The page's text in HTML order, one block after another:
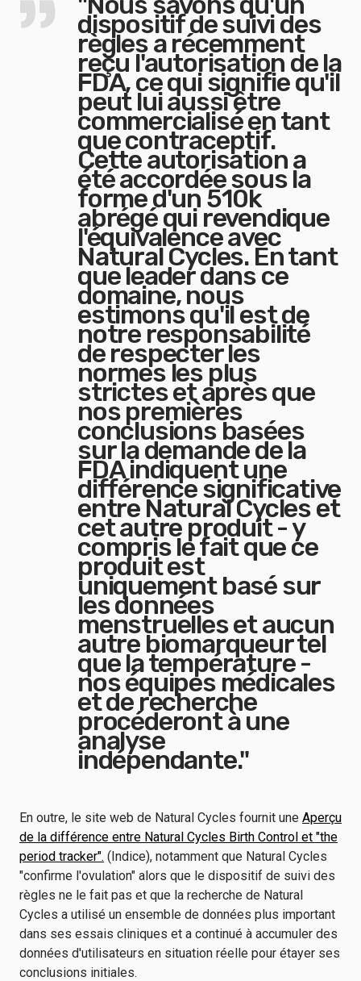
dispositif de suivi des
règles a récemment
reçu l'autorisation de la
FDA, ce qui signifie qu'il
peut lui aussi être
commercialisé en tant
que contraceptif.
Cette autorisation a
été accordée sous la
forme d'un 510k
abrégé qui revendique
l'équivalence avec
Natural Cycles. En tant
que leader dans ce
domaine, nous
estimons qu'il est de
notre responsabilité
de respecter les
normes les plus
strictes et après que
nos premières
conclusions basées
sur la demande de la
FDA indiquent une
différence significative
entre Natural Cycles et
cet autre produit - y
compris le fait que ce
produit est
uniquement basé sur
les données
menstruelles et aucun
autre biomarqueur tel
que la température -
nos équipes médicales
et de recherche
procéderont à une
analyse
indépendante."
En outre, le site web de Natural Cycles fournit une Aperçu
de la différence entre Natural Cycles Birth Control et "the
period tracker". (Indice), notamment que Natural Cycles
"confirme l'ovulation" alors que le dispositif de suivi des
règles ne le fait pas et que la recherche de Natural
Cycles a utilisé un ensemble de données plus important
dans ses essais cliniques et a continué à accumuler des
données d'utilisateurs en situation réelle pour étayer ses
conclusions initiales.